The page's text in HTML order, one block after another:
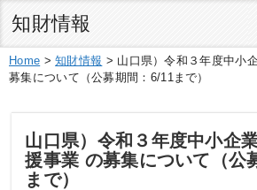
知財情報
Home >知財情報 > 山口県）令和３年度中小
募集について（公募期間：6/11まで）
山口県）令和３年度中小企
援事業 の募集について（公
まで）